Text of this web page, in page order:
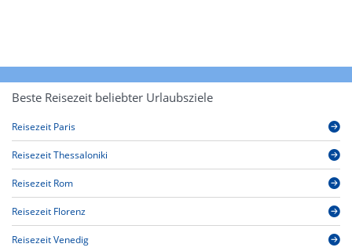
Beste Reisezeit beliebter Urlaubsziele
Reisezeit Paris
Reisezeit Thessaloniki
Reisezeit Rom
Reisezeit Florenz
Reisezeit Venedig